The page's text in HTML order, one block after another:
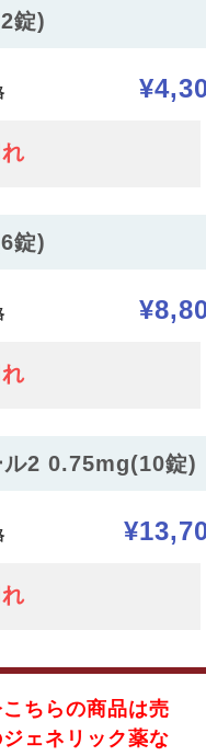
錠)
錠)
ル2 0.75mg(10錠)
ちらの商品は売
ェネリック薬な